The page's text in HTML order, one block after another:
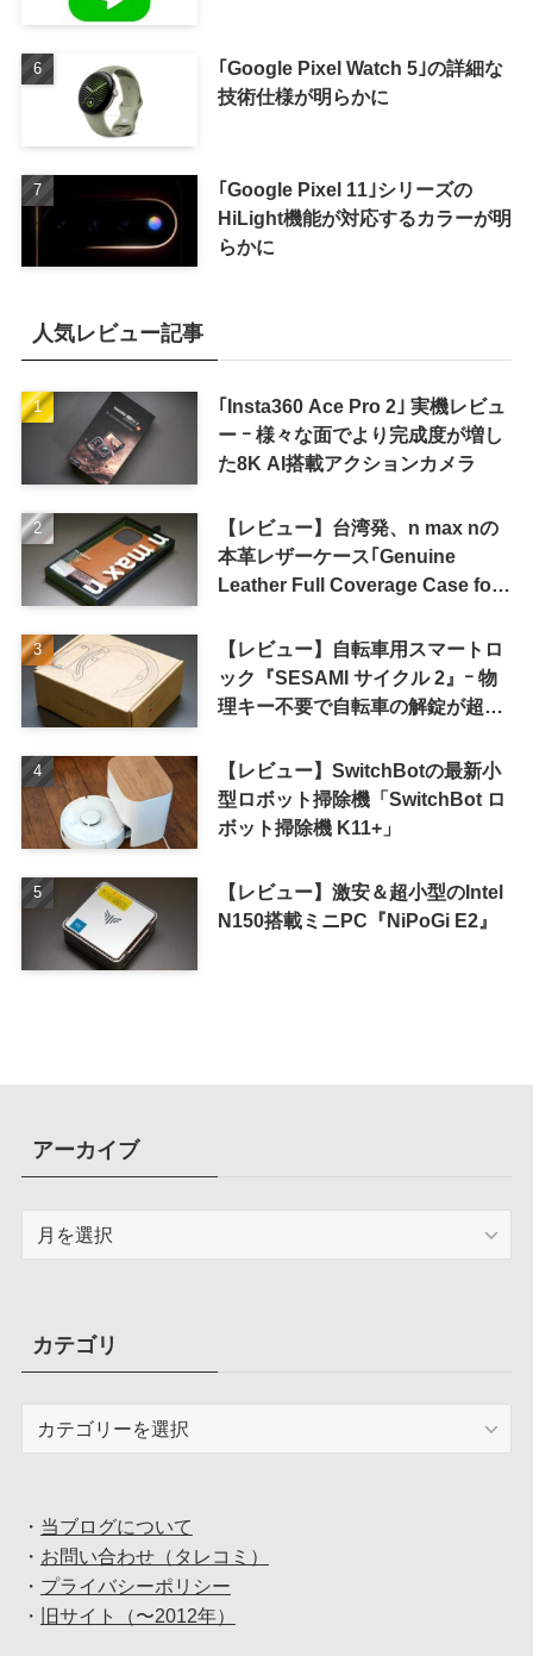
｢Google Pixel Watch 5｣の詳細な
技術仕様が明らかに
｢Google Pixel 11｣シリーズの
HiLight機能が対応するカラーが明
らかに
人気レビュー記事
｢Insta360 Ace Pro 2｣ 実機レビュ
ー ｰ 様々な面でより完成度が増し
た8K AI搭載アクションカメラ
【レビュー】台湾発、n max nの
本革レザーケース｢Genuine
Leather Full Coverage Case for
【レビュー】自転車用スマートロ
ック『SESAMI サイクル 2』ｰ 物
理キー不要で自転車の解錠が超簡
【レビュー】SwitchBotの最新小
型ロボット掃除機「SwitchBot ロ
ボット掃除機 K11+」
【レビュー】激安＆超小型のIntel
N150搭載ミニPC『NiPoGi E2』
アーカイブ
ブカテゴリ
・ 当ブログについて
・ お問い合わせ（タレコミ）
・ プライバシーポリシー
・
旧サイト（〜2012年）